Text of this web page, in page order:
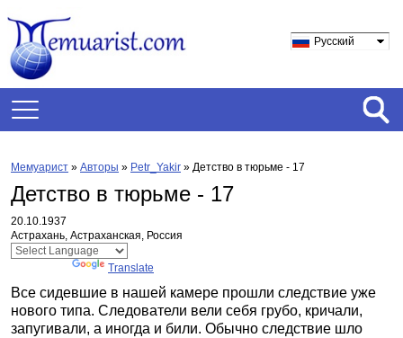
Русский
Мемуарист » Авторы » Petr_Yakir » Детство в тюрьме - 17
Детство в тюрьме - 17
20.10.1937
Астрахань, Астраханская, Россия
Translate
Все сидевшие в нашей камере прошли следствие уже
нового типа. Следователи вели себя грубо, кричали,
запугивали, а иногда и били. Обычно следствие шло